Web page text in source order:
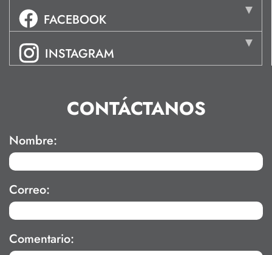
FACEBOOK
INSTAGRAM
CONTÁCTANOS
Nombre:
Correo:
Comentario: